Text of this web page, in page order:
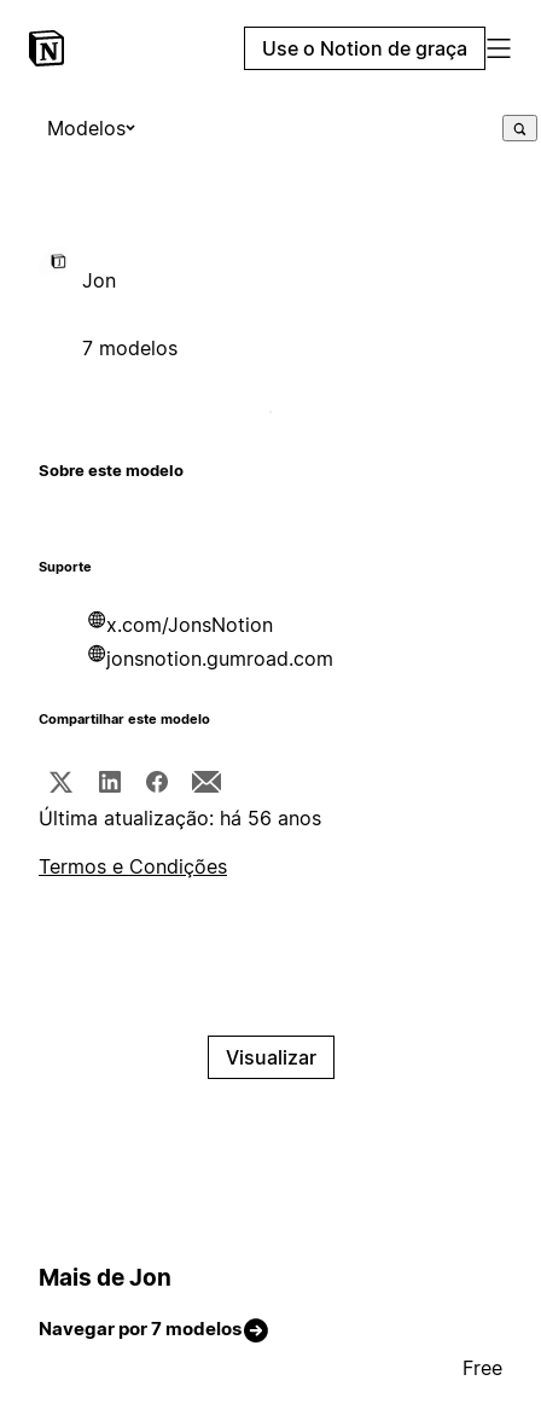
Use o Notion de graça
Modelos
Jon
7 modelos
Sobre este modelo
Suporte
x.com/JonsNotion
jonsnotion.gumroad.com
Compartilhar este modelo
Última atualização: há 56 anos
Termos e Condições
Visualizar
Mais de Jon
Navegar por 7 modelos
Free